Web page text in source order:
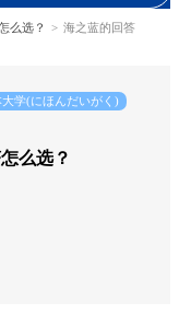
么选？ > 海之蓝的回答
大学(にほんだいがく)
么选？